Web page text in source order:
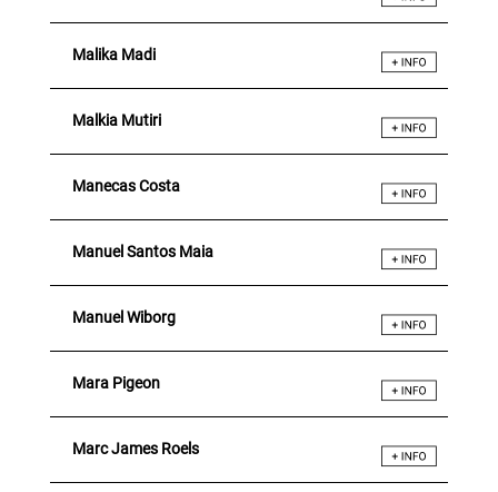
Malika Madi
Malkia Mutiri
Manecas Costa
Manuel Santos Maia
Manuel Wiborg
Mara Pigeon
Marc James Roels